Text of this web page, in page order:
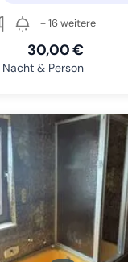
+ 16 weitere
30,00 €
& Person